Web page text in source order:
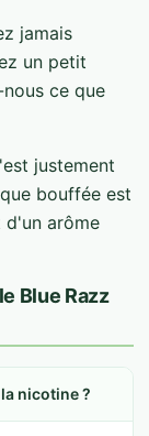
jamais
un petit
ce que
justement
bouffée est
d'un arôme
Blue Razz
nicotine ?